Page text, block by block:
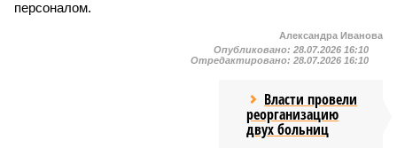
персоналом.
Александра Иванова
Опубликовано: 28.07.2026 16:10
Отредактировано: 28.07.2026 16:10
Власти провели
реорганизацию
двух больниц